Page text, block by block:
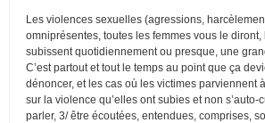
Les violences sexuelles (agressions,
omniprésentes, toutes les femmes vous le diront,
subissent quotidiennement ou presque, une
C’est partout et tout le temps au point que ça
dénoncer, et les cas où les victimes parviennent
sur la violence qu’elles ont subies et non s’auto-
parler, 3/ être écoutées, entendues, comprises,